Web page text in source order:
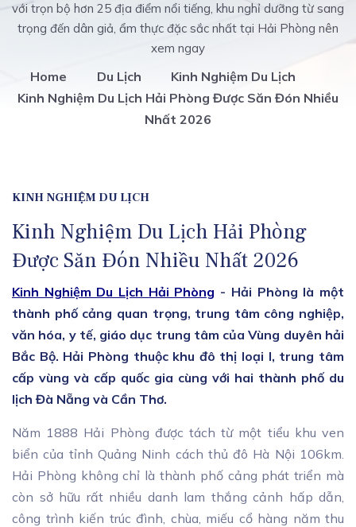
với trọn bộ hơn 25 địa điểm nổi tiếng, khu nghỉ dưỡng từ sang
trọng đến dân giả, ẩm thực đặc sắc nhất tại Hải Phòng nên
xem ngay
Home Du Lịch
Kinh Nghiệm Du Lịch
Kinh Nghiệm Du Lịch Hải Phòng Được Săn Đón Nhiều
Nhất 2026
KINH NGHIỆM DU LỊCH
Kinh Nghiệm Du Lịch Hải Phòng
Được Săn Đón Nhiều Nhất 2026
Kinh Nghiệm Du Lịch Hải Phòng - Hải Phòng là một
thành phố cảng quan trọng, trung tâm công nghiệp,
văn hóa, y tế, giáo dục trung tâm của Vùng duyên hải
Bắc Bộ. Hải Phòng thuộc khu đô thị loại I, trung tâm
cấp vùng và cấp quốc gia cùng với hai thành phố du
lịch Đà Nẵng và Cần Thơ.
Năm 1888 Hải Phòng được tách từ một tiểu khu ven
biển của tỉnh Quảng Ninh cách thủ đô Hà Nội 106km.
Hải Phòng không chỉ là thành phố cảng phát triển mà
còn sở hữu rất nhiều danh lam thắng cảnh hấp dẫn,
công trình kiến trúc đình, chùa, miếu cổ hàng năm thu